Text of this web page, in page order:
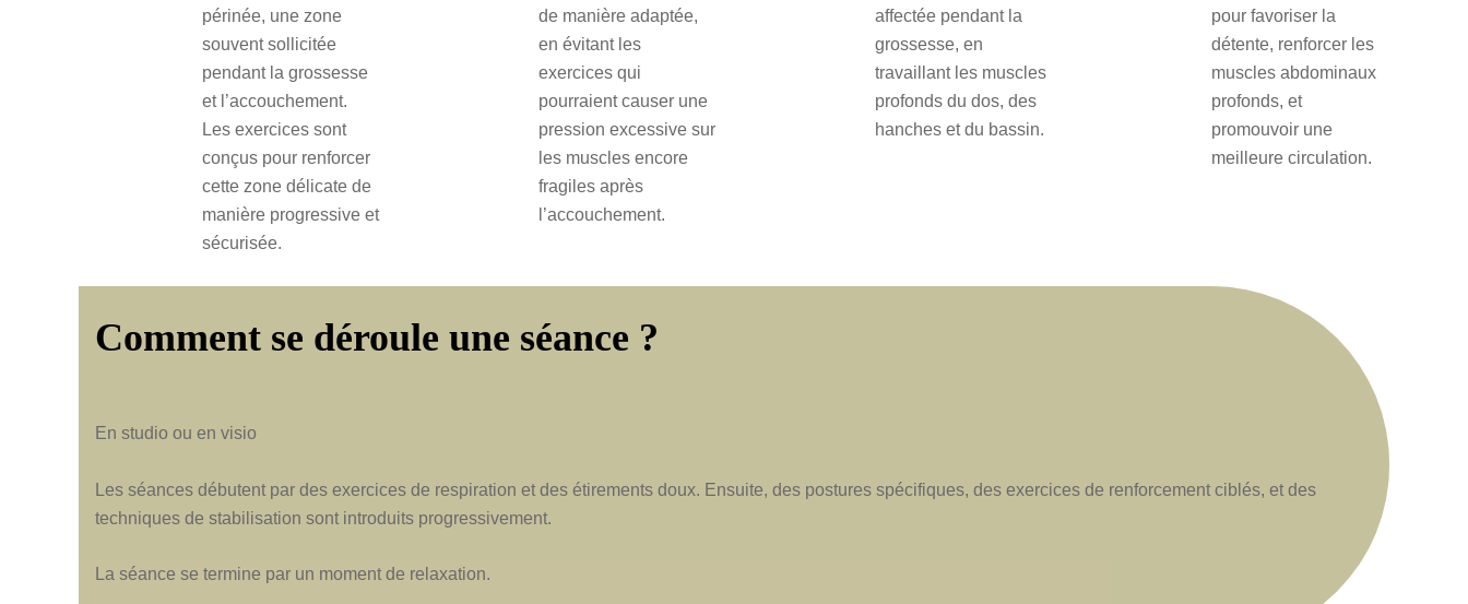
périnée, une zone
souvent sollicitée
pendant la grossesse
et l’accouchement.
Les exercices sont
conçus pour renforcer
cette zone délicate de
manière progressive et
sécurisée.
de manière adaptée,
en évitant les
exercices qui
pourraient causer une
pression excessive sur
les muscles encore
fragiles après
l’accouchement.
affectée pendant la
grossesse, en
travaillant les muscles
profonds du dos, des
hanches et du bassin.
pour favoriser la
détente, renforcer les
muscles abdominaux
profonds, et
promouvoir une
meilleure circulation.
Comment se déroule une séance ?
En studio ou en visio
Les séances débutent par des exercices de respiration et des étirements doux. Ensuite, des postures spécifiques, des exercices de renforcement ciblés, et des
techniques de stabilisation sont introduits progressivement.
La séance se termine par un moment de relaxation.